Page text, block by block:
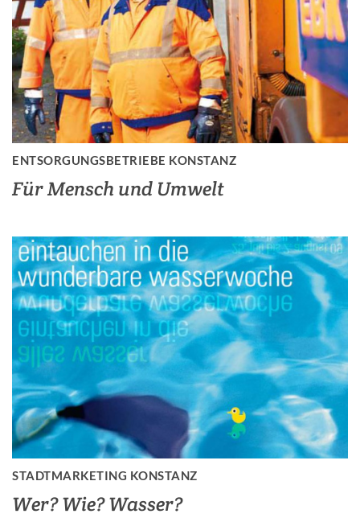
ENTSORGUNGSBETRIEBE KONSTANZ
Für Mensch und Umwelt
STADTMARKETING KONSTANZ
Wer? Wie? Wasser?